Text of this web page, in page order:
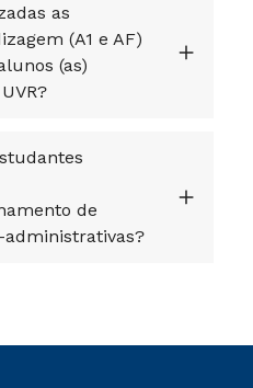
as
(A1 e AF)
(as)
de